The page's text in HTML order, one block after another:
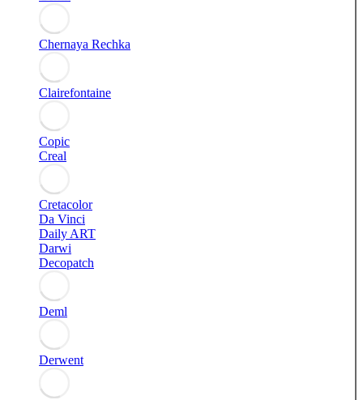
Chernaya Rechka
Clairefontaine
Copic
Creal
Cretacolor
Da Vinci
Daily ART
Darwi
Decopatch
Deml
Derwent